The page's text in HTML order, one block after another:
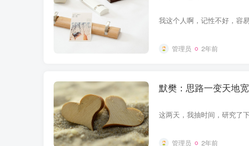
管理员 2年前
默樊：思路一变天地宽
管理员 2年前